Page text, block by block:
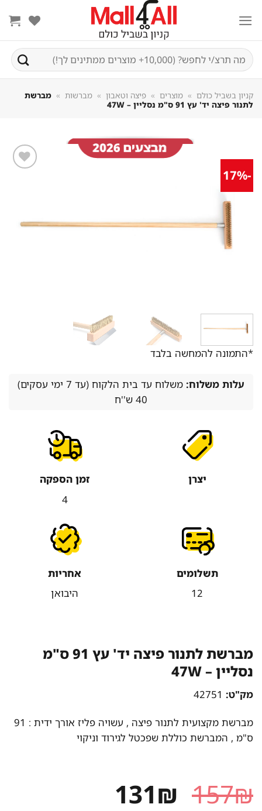
חיפוש
עבור:
קניון בשביל כולם מוצרים פיצה וטאבון מברשות
מברשת
לתנור פיצה יד' עץ 91 ס"מ נסליין – 47W
*התמונה להמחשה בלבד
עלות משלוח:
משלוח עד בית הלקוח (עד 7 ימי עסקים)
40 ש''ח
יצרן
זמן הספקה
4
תשלומים
12
אחריות
היבואן
מברשת לתנור פיצה יד' עץ 91 ס"מ
נסליין – 47W
מק"ט:42751
מברשת מקצועית לתנור פיצה , עשויה פליז אורך ידית : 91
ס"מ , המברשת כוללת שפכטל לגירוד וניקוי
157₪ המחיר
131₪ המחיר